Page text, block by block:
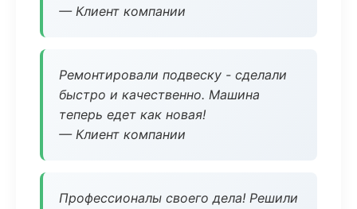
— Клиент компании
Ремонтировали подвеску - сделали
быстро и качественно. Машина
теперь едет как новая!
— Клиент компании
Профессионалы своего дела! Решили